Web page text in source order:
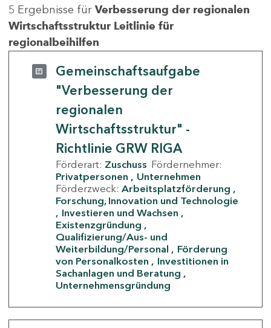
5 Ergebnisse für Verbesserung der regionalen
Wirtschaftsstruktur Leitlinie für
regionalbeihilfen
Gemeinschaftsaufgabe
"Verbesserung der
regionalen
Wirtschaftsstruktur" -
Richtlinie GRW RIGA
Förderart: Zuschuss Fördernehmer:
Privatpersonen
Unternehmen
Förderzweck: Arbeitsplatzförderung
Forschung, Innovation und Technologie
Investieren und Wachsen
Existenzgründung
Qualifizierung/Aus- und
Weiterbildung/Personal
Förderung
von Personalkosten
Investitionen in
Sachanlagen und Beratung
Unternehmensgründung